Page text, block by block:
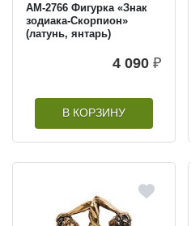
AM-2766 Фигурка «Знак
зодиака-Скорпион»
(латунь, янтарь)
4 090 ₽
В КОРЗИНУ